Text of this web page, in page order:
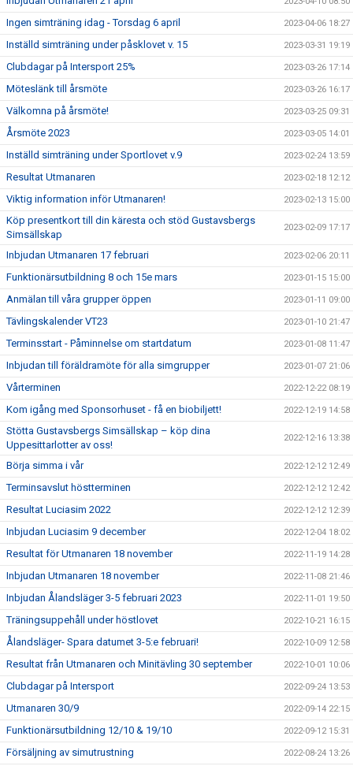
Ingen simträning idag - Torsdag 6 april 2023-04-06 18:27
Inställd simträning under påsklovet v. 15 2023-03-31 19:19
Clubdagar på Intersport 25% 2023-03-26 17:14
Möteslänk till årsmöte 2023-03-26 16:17
Välkomna på årsmöte! 2023-03-25 09:31
Årsmöte 2023 2023-03-05 14:01
Inställd simträning under Sportlovet v.9 2023-02-24 13:59
Resultat Utmanaren 2023-02-18 12:12
Viktig information inför Utmanaren! 2023-02-13 15:00
Köp presentkort till din käresta och stöd Gustavsbergs
Simsällskap
2023-02-09 17:17
Inbjudan Utmanaren 17 februari 2023-02-06 20:11
Funktionärsutbildning 8 och 15e mars 2023-01-15 15:00
Anmälan till våra grupper öppen 2023-01-11 09:00
Tävlingskalender VT23 2023-01-10 21:47
Terminsstart - Påminnelse om startdatum 2023-01-08 11:47
Inbjudan till föräldramöte för alla simgrupper 2023-01-07 21:06
Vårterminen 2022-12-22 08:19
Kom igång med Sponsorhuset - få en biobiljett! 2022-12-19 14:58
Stötta Gustavsbergs Simsällskap – köp dina
Uppesittarlotter av oss!
2022-12-16 13:38
Börja simma i vår 2022-12-12 12:49
Terminsavslut höstterminen 2022-12-12 12:42
Resultat Luciasim 2022 2022-12-12 12:39
Inbjudan Luciasim 9 december 2022-12-04 18:02
Resultat för Utmanaren 18 november 2022-11-19 14:28
Inbjudan Utmanaren 18 november 2022-11-08 21:46
Inbjudan Ålandsläger 3-5 februari 2023 2022-11-01 19:50
Träningsuppehåll under höstlovet 2022-10-21 16:15
Ålandsläger- Spara datumet 3-5:e februari! 2022-10-09 12:58
Resultat från Utmanaren och Minitävling 30 september 2022-10-01 10:06
Clubdagar på Intersport 2022-09-24 13:53
Utmanaren 30/9 2022-09-14 22:15
Funktionärsutbildning 12/10 & 19/10 2022-09-12 15:31
Försäljning av simutrustning 2022-08-24 13:26